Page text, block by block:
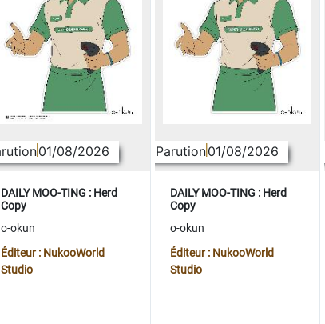
01/08/2026
DAILY MOO-TING : Herd
Copy
o-okun
Éditeur : NukooWorld
Studio
Parution01/08/2026
DAILY MOO-TING : Herd
Copy
o-okun
Éditeur : NukooWorld
Studio